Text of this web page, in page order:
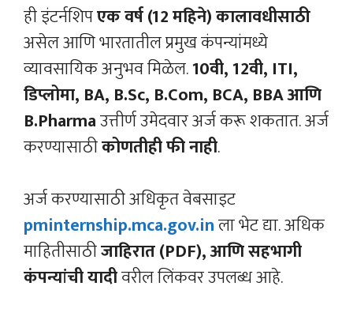
ही इंटर्नशिपएक वर्ष (12 महिने) कालावधीसाठी
असेल आणि भारतातील प्रमुख कंपन्यांमध्ये
व्यावसायिक अनुभव मिळेल.10वी, 12वी, ITI,
डिप्लोमा, BA, B.Sc, B.Com, BCA, BBA आणि
B.Pharmaउत्तीर्ण उमेदवार अर्ज करू शकतात. अर्ज
करण्यासाठीकोणतीही फी नाही.
अर्ज करण्यासाठी अधिकृत वेबसाइट
pminternship.mca.gov.inला भेट द्या. अधिक
माहितीसाठीजाहिरात (PDF), आणि सहभागी
कंपन्यांची यादीवरील लिंकवर उपलब्ध आहे.